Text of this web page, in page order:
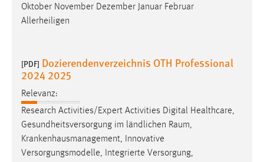
Oktober November Dezember Januar Februar
Allerheiligen
[PDF] Dozierendenverzeichnis OTH Professional
2024 2025
Relevanz:
Research Activities/Expert Activities Digital Healthcare,
Gesundheitsversorgung im ländlichen Raum,
Krankenhausmanagement, Innovative
Versorgungsmodelle, Integrierte Versorgung,